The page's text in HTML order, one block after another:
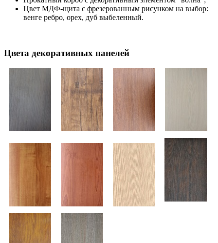
Цвет МДФ-щита с фрезерованным рисунком на выбор:
венге ребро, орех, дуб выбеленный.
Цвета декоративных панелей